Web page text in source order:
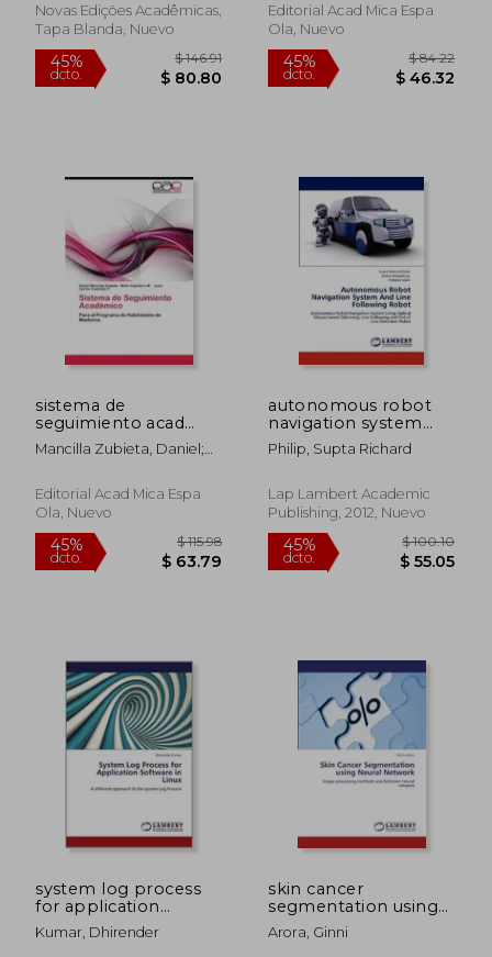
45% 45%
dcto.
Novas Edições Acadêmicas,
Tapa Blanda, Nuevo
45%
dcto. $ 80.80
Editorial Acad Mica Espa
Ola, Nuevo
45%
dcto.
sistema de
seguimiento acad
mico (en Inglés)
Mancilla Zubieta, Daniel;
N. P., Juan Carlos
Editorial Acad Mica Espa
Ola, Nuevo
autonomous robot
navigation system
and line following
robot (en Inglés)
Philip, Supta Richard
Lap Lambert Academic
Publishing, 2012, Nuevo
system log process
for application
software in linux (en
Inglés)
Kumar, Dhirender
skin cancer
segmentation using
neural network (en
Inglés)
Arora, Ginni